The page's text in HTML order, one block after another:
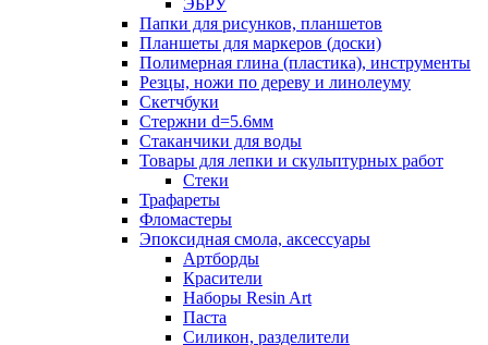
ЭБРУ
Папки для рисунков, планшетов
Планшеты для маркеров (доски)
Полимерная глина (пластика), инструменты
Резцы, ножи по дереву и линолеуму
Скетчбуки
Стержни d=5.6мм
Стаканчики для воды
Товары для лепки и скульптурных работ
Стеки
Трафареты
Фломастеры
Эпоксидная смола, аксессуары
Артборды
Красители
Наборы Resin Art
Паста
Силикон, разделители